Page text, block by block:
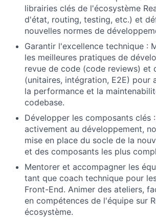
librairies clés de l'écosystème
d'état, routing, testing, etc.) et
nouvelles normes de
Garantir l'excellence technique :
les meilleures pratiques de
revue de code (code reviews) et
(unitaires, intégration, E2E) pour
la performance et la
codebase.
Développer les composants clés
activement au développement,
mise en place du socle de la
et des composants les plus
Mentorer et accompagner les
tant que coach technique pour
Front-End. Animer des ateliers,
en compétences de l'équipe sur
écosystème.